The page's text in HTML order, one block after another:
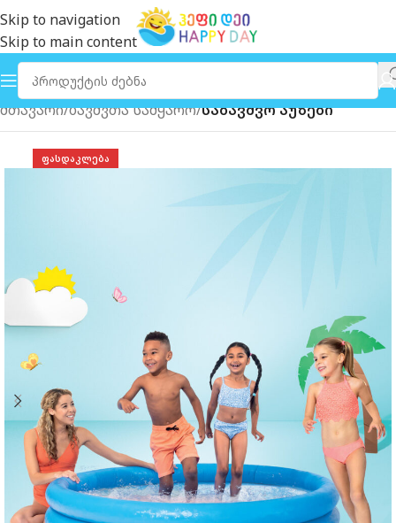
Skip to navigation
Skip to main content
მთავარი ბავშვთა სამყარო საბავშვო აუზები
ᲤᲐᲡᲓᲐᲙᲚᲔᲑᲐ